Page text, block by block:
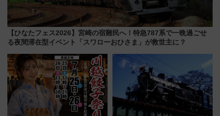
【ひなたフェス2026】宮崎の宿難民へ！特急787系で一晩過ごせ
る夜間滞在型イベント「スワローおひさま」が救世主に？